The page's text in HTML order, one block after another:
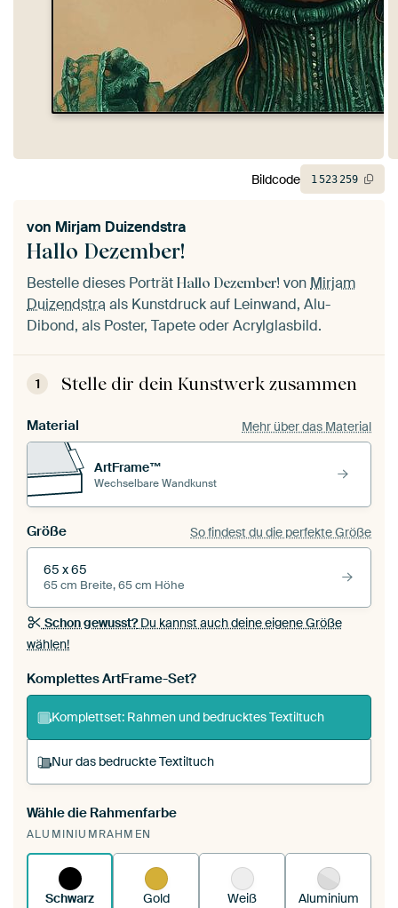
Hallo Dezember!
von Mirjam Duizendstra
Bestelle dieses Porträt Hallo Dezember! vonMirjam
Duizendstra als Kunstdruck auf Leinwand, Alu-
Dibond, als Poster, Tapete oder Acrylglasbild.
1 Stelle dir dein Kunstwerk zusammen
Material Mehr über das Material
ArtFrame™
Wechselbare Wandkunst
Größe So findest du die perfekte Größe
65 x 65
65 cm Breite, 65 cm Höhe
Schon gewusst?Du kannst auch deine eigene Größe
wählen!
Komplettes ArtFrame-Set?
Komplettset: Rahmen und bedrucktes Textiltuch
Nur das bedruckte Textiltuch
Du spannst einen wechselbaren Textiltuch in
deinen vorhandenen ArtFrame™.
funktioniert es.
Wähle die Rahmenfarbe
ALUMINIUMRAHMEN
Schwarz Gold Weiß Aluminium
Bildcode 1523259